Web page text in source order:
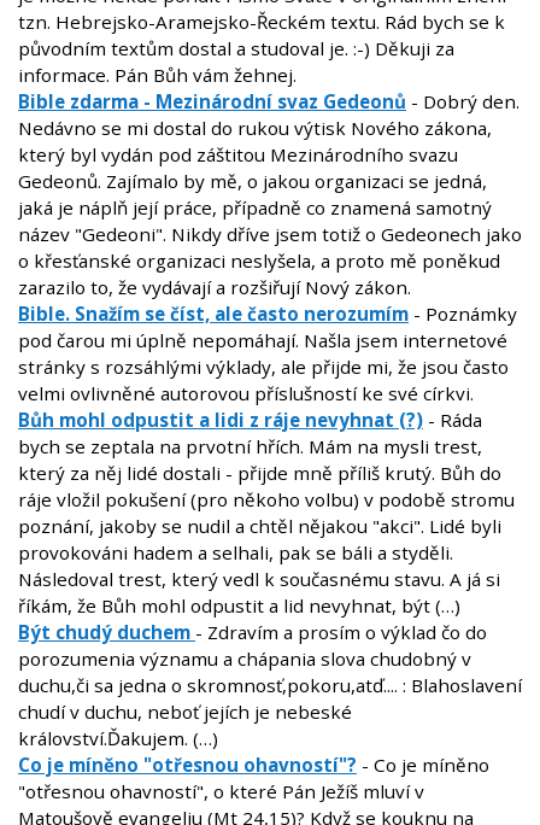
tzn. Hebrejsko-Aramejsko-Řeckém textu. Rád bych se k
původním textům dostal a studoval je. :-) Děkuji za
informace. Pán Bůh vám žehnej.
Bible zdarma - Mezinárodní svaz Gedeonů - Dobrý den.
Nedávno se mi dostal do rukou výtisk Nového zákona,
který byl vydán pod záštitou Mezinárodního svazu
Gedeonů. Zajímalo by mě, o jakou organizaci se jedná,
jaká je náplň její práce, případně co znamená samotný
název "Gedeoni". Nikdy dříve jsem totiž o Gedeonech jako
o křesťanské organizaci neslyšela, a proto mě poněkud
zarazilo to, že vydávají a rozšiřují Nový zákon.
Bible. Snažím se číst, ale často nerozumím - Poznámky
pod čarou mi úplně nepomáhají. Našla jsem internetové
stránky s rozsáhlými výklady, ale přijde mi, že jsou často
velmi ovlivněné autorovou příslušností ke své církvi.
Bůh mohl odpustit a lidi z ráje nevyhnat (?) - Ráda
bych se zeptala na prvotní hřích. Mám na mysli trest,
který za něj lidé dostali - přijde mně příliš krutý. Bůh do
ráje vložil pokušení (pro někoho volbu) v podobě stromu
poznání, jakoby se nudil a chtěl nějakou "akci". Lidé byli
provokováni hadem a selhali, pak se báli a styděli.
Následoval trest, který vedl k současnému stavu. A já si
říkám, že Bůh mohl odpustit a lid nevyhnat, být (…)
Být chudý duchem - Zdravím a prosím o výklad čo do
porozumenia významu a chápania slova chudobný v
duchu,či sa jedna o skromnosť,pokoru,atď.... : Blahoslavení
chudí v duchu, neboť jejích je nebeské
království.Ďakujem. (…)
Co je míněno "otřesnou ohavností"? - Co je míněno
"otřesnou ohavností", o které Pán Ježíš mluví v
Matoušově evangeliu (Mt 24,15)? Když se kouknu na